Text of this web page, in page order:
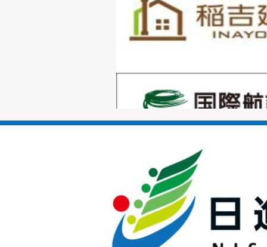
枚
目
ラ
枚
ス
ラ
1
枚